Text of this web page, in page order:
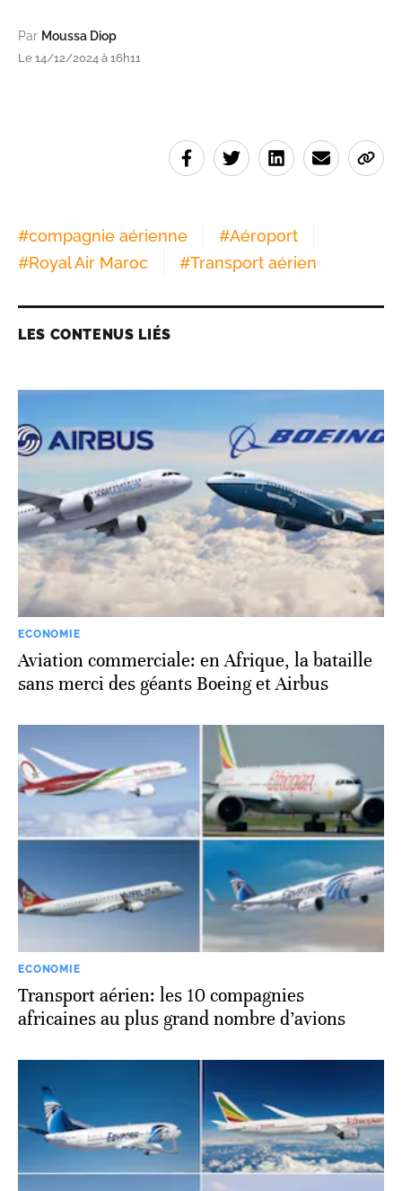
Par Moussa Diop
Le 14/12/2024 à 16h11
#compagnie aérienne #Aéroport
#Royal Air Maroc #Transport aérien
LES CONTENUS LIÉS
ECONOMIE
Aviation commerciale: en Afrique, la bataille
sans merci des géants Boeing et Airbus
ECONOMIE
Transport aérien: les 10 compagnies
africaines au plus grand nombre d’avions